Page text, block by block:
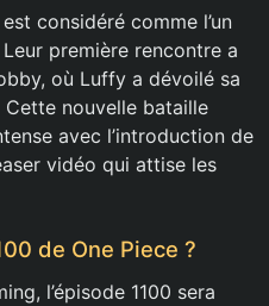
considéré comme l’un
première rencontre a
où Luffy a dévoilé sa
nouvelle bataille
avec l’introduction de
vidéo qui attise les
de One Piece ?
l’épisode 1100 sera